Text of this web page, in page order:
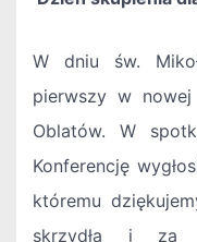
W dniu św.
pierwszy w
Oblatów. W
Konferencję
któremu
skrzydła i za